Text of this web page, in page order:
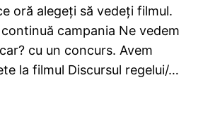
oră alegeţi să vedeţi filmul.
campania Ne vedem
cu un concurs. Avem
la filmul Discursul regelui/…